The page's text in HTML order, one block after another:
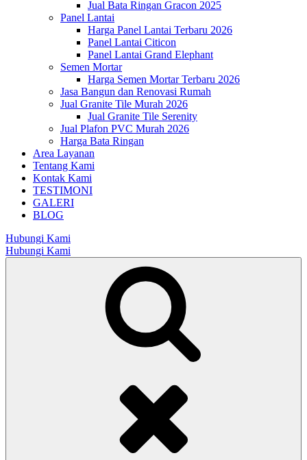
Jual Bata Ringan Gracon 2025
Panel Lantai
Harga Panel Lantai Terbaru 2026
Panel Lantai Citicon
Panel Lantai Grand Elephant
Semen Mortar
Harga Semen Mortar Terbaru 2026
Jasa Bangun dan Renovasi Rumah
Jual Granite Tile Murah 2026
Jual Granite Tile Serenity
Jual Plafon PVC Murah 2026
Harga Bata Ringan
Area Layanan
Tentang Kami
Kontak Kami
TESTIMONI
GALERI
BLOG
Hubungi Kami
Hubungi Kami